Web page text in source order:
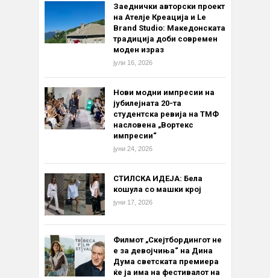
Заеднички авторски проект
на Ателје Креација и Le
Brand Studio: Македонската
традиција доби современ
моден израз
јули 16, 2026
Нови модни импресии на
јубилејната 20-та
студентска ревија на ТМФ
насловена „Вортекс
импресии“
јуни 24, 2026
СТИЛСКА ИДЕЈА: Бела
кошула со машки крој
јуни 17, 2026
Филмот „Скејтбордингот не
е за девојчиња“ на Дина
Дума светската премиера
ќе ја има на фестивалот на